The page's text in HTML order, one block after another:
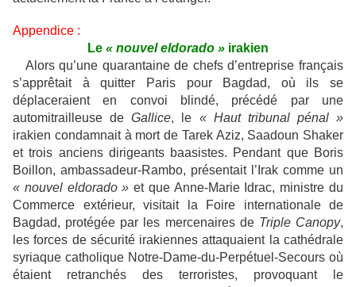
Appendice :
Le « nouvel eldorado » irakien
Alors qu’une quarantaine de chefs d’entreprise français
s’apprêtait à quitter Paris pour Bagdad, où ils se
déplaceraient en convoi blindé, précédé par une
automitrailleuse deGallice, le « Haut tribunal pénal »
irakien condamnait à mort de Tarek Aziz, Saadoun Shaker
et trois anciens dirigeants baasistes. Pendant que Boris
Boillon, ambassadeur-Rambo, présentait l’Irak comme un
« nouvel eldorado » et que Anne-Marie Idrac, ministre du
Commerce extérieur, visitait la Foire internationale de
Bagdad, protégée par les mercenaires de Triple Canopy,
les forces de sécurité irakiennes attaquaient la cathédrale
syriaque catholique Notre-Dame-du-Perpétuel-Secours où
étaient retranchés des terroristes, provoquant le